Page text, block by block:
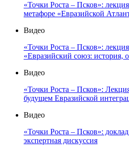
«Точки Роста – Псков»:
метафоре «Евразийской
Видео
«Точки Роста – Псков»:
«Евразийский союз: история,
Видео
«Точки Роста – Псков»:
будущем Евразийской
Видео
«Точки Роста – Псков»:
экспертная дискуссия